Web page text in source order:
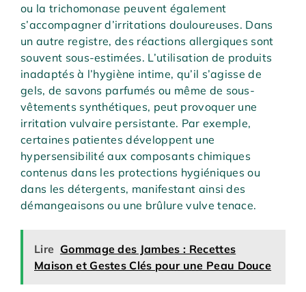
ou la trichomonase peuvent également
s’accompagner d’irritations douloureuses. Dans
un autre registre, des réactions allergiques sont
souvent sous-estimées. L’utilisation de produits
inadaptés à l’hygiène intime, qu’il s’agisse de
gels, de savons parfumés ou même de sous-
vêtements synthétiques, peut provoquer une
irritation vulvaire persistante. Par exemple,
certaines patientes développent une
hypersensibilité aux composants chimiques
contenus dans les protections hygiéniques ou
dans les détergents, manifestant ainsi des
démangeaisons ou une brûlure vulve tenace.
Lire Gommage des Jambes : Recettes
Maison et Gestes Clés pour une Peau Douce